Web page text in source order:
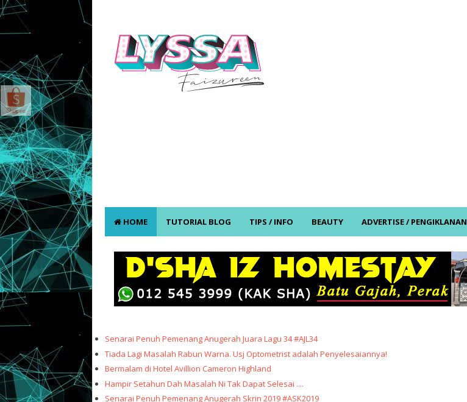
HOME TUTORIAL BLOG TIPS / INFO BEAUTY ADVERTISE / PENGIKLANAN
Senarai Penuh Pemenang Anugerah Juara Lagu 34 #AJL34
Tiada Lagi Masalah Rabun Warna. Usj Optometrist adalah Penyelesaiannya!
Bermalam di Hotel Avillion Cameron Highland
Hampir Setahun Dah Masalah Ni Tak Dapat Selesai ....
Senarai Penuh Pemenang Anugerah Skrin 2019 #ASK2019